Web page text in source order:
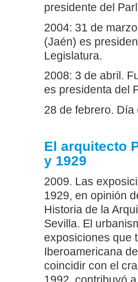
presidente del
2004: 31 de
(Jaén) es
Legislatura.
2008: 3 de abril.
es presidenta del
28 de febrero. Día
El arquitecto
y 1929
2009. Las
1929, en opinión
Historia de la
Sevilla. El
exposiciones que
Iberoamericana
coincidir con el